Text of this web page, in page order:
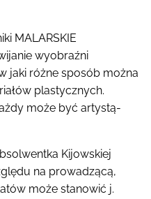
MALARSKIE
wyobraźni
jaki różne sposób można
plastycznych.
może być artystą-
Kijowskiej
na prowadzącą,
może stanowić j.